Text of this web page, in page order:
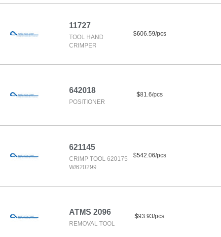
11727
TOOL HAND
CRIMPER
$606.59/pcs
642018
POSITIONER
$81.6/pcs
621145
CRIMP TOOL 620175
W/620299
$542.06/pcs
ATMS 2096
REMOVAL TOOL
$93.93/pcs